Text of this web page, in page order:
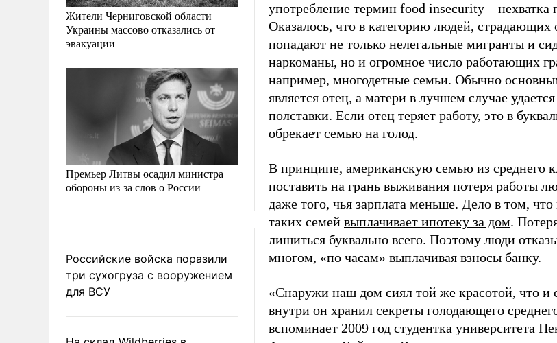
Жители Черниговской области
Украины массово отказались от
эвакуации
Премьер Литвы осадил министра
обороны из-за слов о России
Российские войска поразили
три сухогруза с вооружением
для ВСУ
употребление термин food insecurity – нехватка
Оказалось, что в категорию людей, страдающих
попадают не только нелегальные мигранты и
наркоманы, но и огромное число работающих
например, многодетные семьи. Обычно
является отец, а матери в лучшем случае
полставки. Если отец теряет работу, это в
обрекает семью на голод.
В принципе, американскую семью из среднего
поставить на грань выживания потеря работы
даже того, чья зарплата меньше. Дело в том,
таких семей выплачивает ипотеку за дом.
лишиться буквально всего. Поэтому люди
многом, «по часам» выплачивая взносы банку.
«Снаружи наш дом сиял той же красотой, что и
внутри он хранил секреты голодающего
вспоминает 2009 год студентка университета